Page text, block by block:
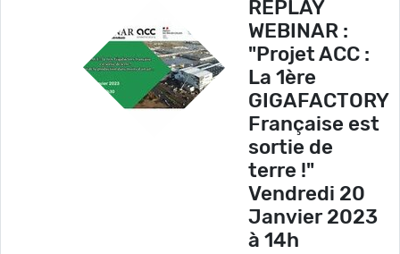
REPLAY
WEBINAR :
"Projet ACC :
La 1ère
GIGAFACTORY
Française est
sortie de
terre !"
Vendredi 20
Janvier 2023
à 14h